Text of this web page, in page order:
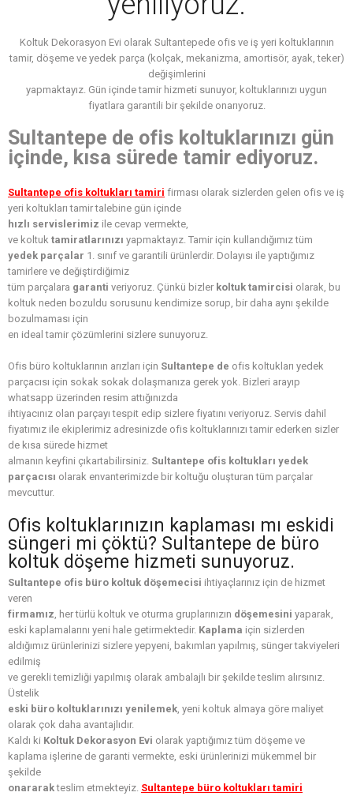
Koltuk Dekorasyon Evi olarak Sultantepede ofis ve iş yeri koltuklarının
tamir, döşeme ve yedek parça (kolçak, mekanizma, amortisör, ayak, teker)
değişimlerini
yapmaktayız. Gün içinde tamir hizmeti sunuyor, koltuklarınızı uygun
fiyatlara garantili bir şekilde onarıyoruz.
Sultantepe de ofis koltuklarınızı gün
içinde, kısa sürede tamir ediyoruz.
Sultantepe ofis koltukları tamiri firması olarak sizlerden gelen ofis ve iş
yeri koltukları tamir talebine gün içinde
hızlı servislerimiz ile cevap vermekte,
ve koltuk tamiratlarınızı yapmaktayız. Tamir için kullandığımız tüm
yedek parçalar 1. sınıf ve garantili ürünlerdir. Dolayısı ile yaptığımız
tamirlere ve değiştirdiğimiz
tüm parçalara garanti veriyoruz. Çünkü bizler koltuk tamircisi olarak, bu
koltuk neden bozuldu sorusunu kendimize sorup, bir daha aynı şekilde
bozulmaması için
en ideal tamir çözümlerini sizlere sunuyoruz.
Ofis büro koltuklarının arızları için Sultantepe de ofis koltukları yedek
parçacısı için sokak sokak dolaşmanıza gerek yok. Bizleri arayıp
whatsapp üzerinden resim attığınızda
ihtiyacınız olan parçayı tespit edip sizlere fiyatını veriyoruz. Servis dahil
fiyatımız ile ekiplerimiz adresinizde ofis koltuklarınızı tamir ederken sizler
de kısa sürede hizmet
almanın keyfini çıkartabilirsiniz. Sultantepe ofis koltukları yedek
parçacısı olarak envanterimizde bir koltuğu oluşturan tüm parçalar
mevcuttur.
Ofis koltuklarınızın kaplaması mı eskidi
süngeri mi çöktü? Sultantepe de büro
koltuk döşeme hizmeti sunuyoruz.
Sultantepe ofis büro koltuk döşemecisi ihtiyaçlarınız için de hizmet
veren
firmamız , her türlü koltuk ve oturma gruplarınızın döşemesini yaparak,
eski kaplamalarını yeni hale getirmektedir. Kaplama için sizlerden
aldığımız ürünlerinizi sizlere yepyeni, bakımları yapılmış, sünger takviyeleri
edilmiş
ve gerekli temizliği yapılmış olarak ambalajlı bir şekilde teslim alırsınız.
Üstelik
eski büro koltuklarınızı yenilemek , yeni koltuk almaya göre maliyet
olarak çok daha avantajlıdır.
Kaldı ki Koltuk Dekorasyon Evi olarak yaptığımız tüm döşeme ve
kaplama işlerine de garanti vermekte, eski ürünlerinizi mükemmel bir
şekilde
onararakteslim etmekteyiz. Sultantepe büro koltukları tamiri